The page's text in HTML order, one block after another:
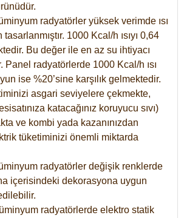
radyatörler yüksek verimde ısı
1000 Kcal/h ısıyı 0,64
Bu değer ile en az su ihtiyacı
Panel radyatörlerde 1000 Kcal/h ısı
ise %20’sine karşılık gelmektedir.
asgari seviyelere çekmekte,
katacağınız koruyucu sıvı)
ve kombi yada kazanınızdan
tüketiminizi önemli miktarda
radyatörler değişik renklerde
içerisindeki dekorasyona uygun
radyatörlerde elektro statik